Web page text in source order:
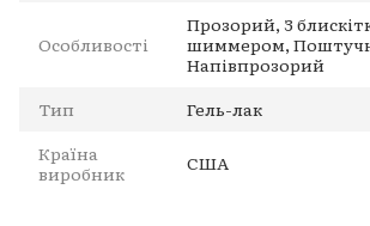
Особливості
Прозорий, З
шиммером,
Напівпрозорий
Тип
Гель-лак
Країна
виробник
США